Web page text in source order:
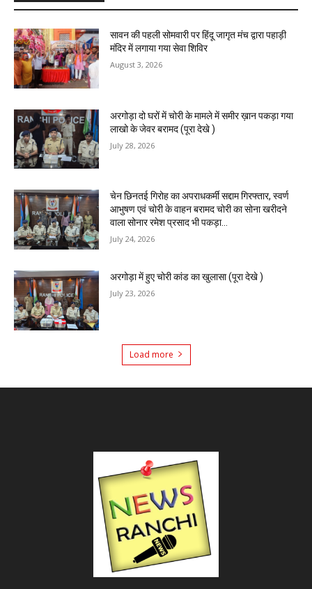
सावन की पहली सोमवारी पर हिंदू जागृत मंच द्वारा पहाड़ी
मंदिर में लगाया गया सेवा शिविर
August 3, 2026
अरगोड़ा दो घरों में चोरी के मामले में समीर ख़ान पकड़ा गया
लाखो के जेवर बरामद (पूरा देखे )
July 28, 2026
चेन छिनतई गिरोह का अपराधकर्मी सद्दाम गिरफ्तार, स्वर्ण
आभुषण एवं चोरी के वाहन बरामद चोरी का सोना खरीदने
वाला सोनार रमेश प्रसाद भी पकड़ा...
July 24, 2026
अरगोड़ा में हुए चोरी कांड का खुलासा (पूरा देखे )
July 23, 2026
Load more